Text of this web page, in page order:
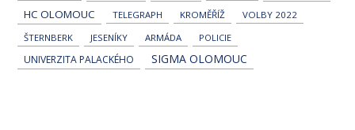
HC OLOMOUC
TELEGRAPH KROMĚŘÍŽ
VOLBY 2022
ŠTERNBERK
JESENÍKY ARMÁDA POLICIE
UNIVERZITA PALACKÉHO SIGMA OLOMOUC